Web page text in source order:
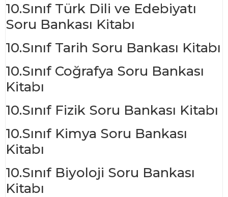
10.Sınıf Türk Dili ve Edebiyatı
Soru Bankası Kitabı
10.Sınıf Tarih Soru Bankası Kitabı
10.Sınıf Coğrafya Soru Bankası
Kitabı
10.Sınıf Fizik Soru Bankası Kitabı
10.Sınıf Kimya Soru Bankası
Kitabı
10.Sınıf Biyoloji Soru Bankası
Kitabı